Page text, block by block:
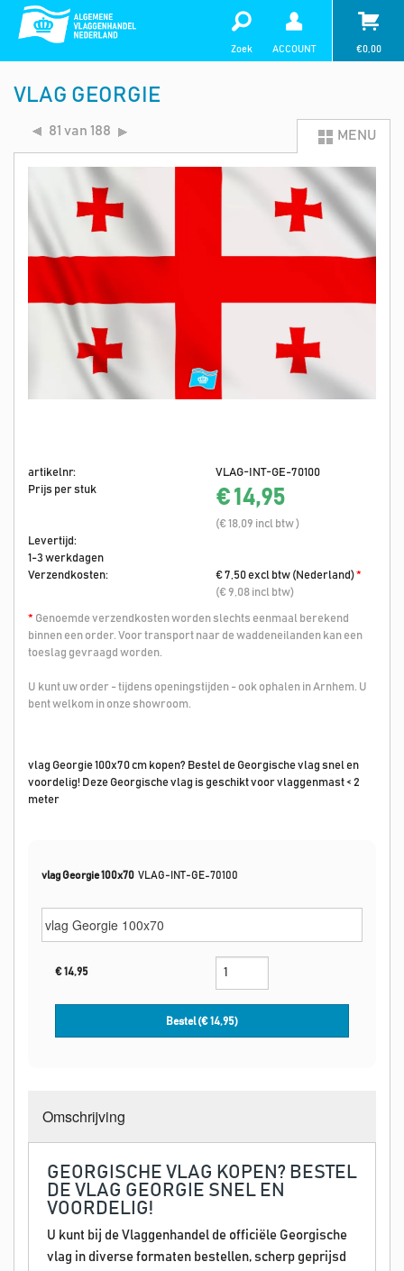
Zoek ACCOUNT €0,00
VLAG GEORGIE
81 van 188 MENU
artikelnr:
VLAG-INT-GE-70100
Prijs per stuk
€ 14,95
(€ 18,09 incl btw )
Levertijd:
1-3 werkdagen
Verzendkosten:
€ 7,50 excl btw (Nederland)*
(€ 9,08 incl btw)
* Genoemde verzendkosten worden slechts eenmaal berekend
binnen een order. Voor transport naar de waddeneilanden kan een
toeslag gevraagd worden.
U kunt uw order - tijdens openingstijden - ook ophalen in Arnhem. U
bent welkom in onze showroom.
vlag Georgie 100x70 cm kopen? Bestel de Georgische vlag snel en
voordelig! Deze Georgische vlag is geschikt voor vlaggenmast < 2
meter
vlag Georgie 100x70 VLAG-INT-GE-70100
€14,95
Bestel (€14,95)
Omschrijving
GEORGISCHE VLAG KOPEN? BESTEL
DE VLAG GEORGIE SNEL EN
VOORDELIG!
U kunt bij de Vlaggenhandel de officiële Georgische
vlag in diverse formaten bestellen, scherp geprijsd